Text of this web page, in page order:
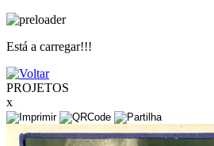
Está a carregar!!!
PROJETOS
x